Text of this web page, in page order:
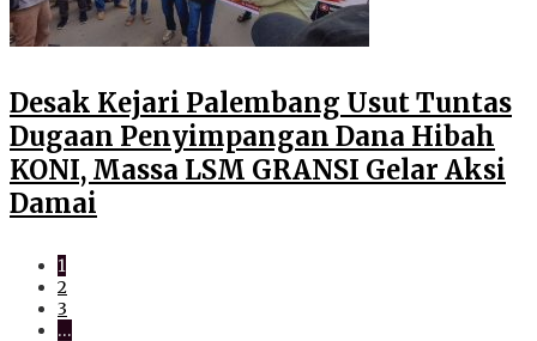
Desak Kejari Palembang Usut Tuntas
Dugaan Penyimpangan Dana Hibah
KONI, Massa LSM GRANSI Gelar Aksi
Damai
1
2
3
…